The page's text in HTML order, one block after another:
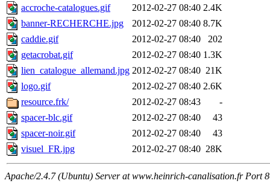
accroche-catalogues.gif
2012-02-27 08:40 2.4K
banner-RECHERCHE.jpg
2012-02-27 08:40 8.7K
caddie.gif
2012-02-27 08:40
202
getacrobat.gif
2012-02-27 08:40 1.3K
lien_catalogue_allemand.jpg 2012-02-27 08:40 21K
logo.gif
2012-02-27 08:40 2.6K
resource.frk/
2012-02-27 08:43
-
spacer-blc.gif
2012-02-27 08:40
43
spacer-noir.gif
2012-02-27 08:40
43
visuel_FR.jpg
2012-02-27 08:40 28K
Apache/2.4.7 (Ubuntu) Server at www.heinrich-canalisation.fr Port